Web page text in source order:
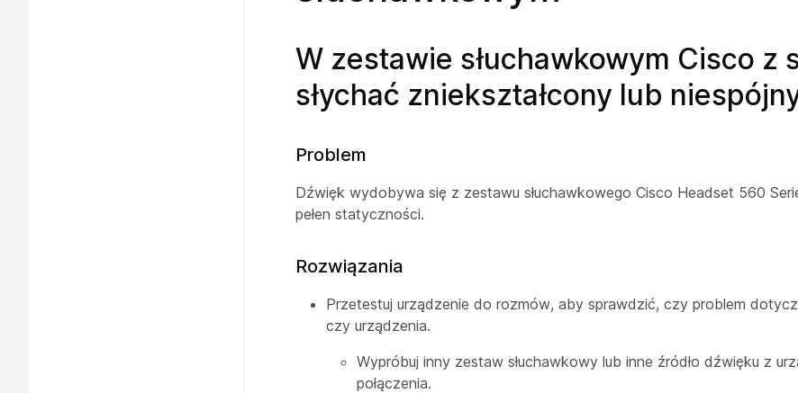
W zestawie słuchawkowym Cisco z
słychać zniekształcony lub
Problem
Dźwięk wydobywa się z zestawu słuchawkowego Cisco Headset 560
pełen statyczności.
Rozwiązania
Przetestuj urządzenie do rozmów, aby sprawdzić, czy problem
czy urządzenia.
Wypróbuj inny zestaw słuchawkowy lub inne źródło dźwięku z
połączenia.